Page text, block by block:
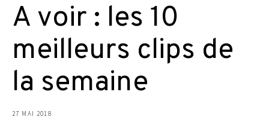
A voir : les 10
meilleurs clips de
la semaine
27 MAI 2018